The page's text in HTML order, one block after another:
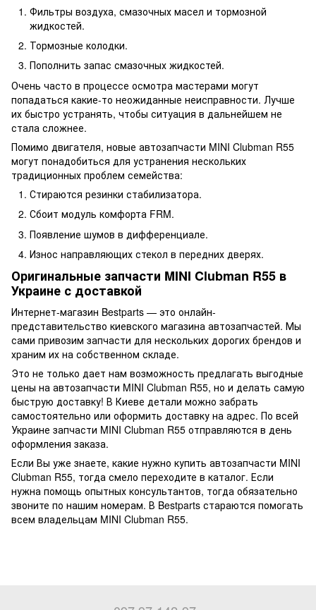
Фильтры воздуха, смазочных масел и тормозной
жидкостей.
Тормозные колодки.
Пополнить запас смазочных жидкостей.
Очень часто в процессе осмотра мастерами могут
попадаться какие-то неожиданные неисправности. Лучше
их быстро устранять, чтобы ситуация в дальнейшем не
стала сложнее.
Помимо двигателя, новые автозапчасти MINI Clubman R55
могут понадобиться для устранения нескольких
традиционных проблем семейства:
Стираются резинки стабилизатора.
Сбоит модуль комфорта FRM.
Появление шумов в дифференциале.
Износ направляющих стекол в передних дверях.
Оригинальные запчасти MINI Clubman R55 в
Украине с доставкой
Интернет-магазин Bestparts — это онлайн-
представительство киевского магазина автозапчастей. Мы
сами привозим запчасти для нескольких дорогих брендов и
храним их на собственном складе.
Это не только дает нам возможность предлагать выгодные
цены на автозапчасти MINI Clubman R55, но и делать самую
быструю доставку! В Киеве детали можно забрать
самостоятельно или оформить доставку на адрес. По всей
Украине запчасти MINI Clubman R55 отправляются в день
оформления заказа.
Если Вы уже знаете, какие нужно купить автозапчасти MINI
Clubman R55, тогда смело переходите в каталог. Если
нужна помощь опытных консультантов, тогда обязательно
звоните по нашим номерам. В Bestparts стараются помогать
всем владельцам MINI Clubman R55.